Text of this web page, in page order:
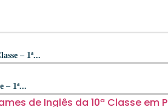
– 1ª...
– 1ª...